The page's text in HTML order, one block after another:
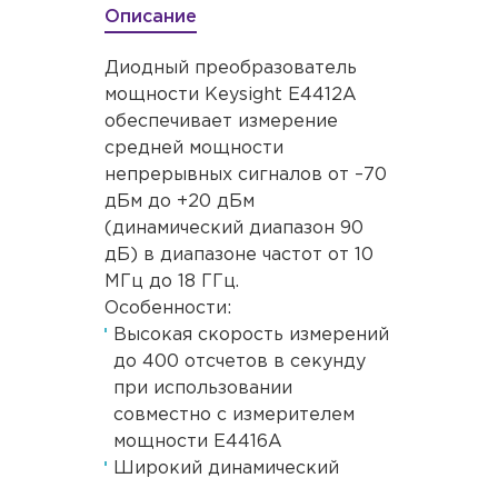
Описание
Диодный преобразователь
мощности Keysight E4412A
обеспечивает измерение
средней мощности
непрерывных сигналов от –70
дБм до +20 дБм
(динамический диапазон 90
дБ) в диапазоне частот от 10
МГц до 18 ГГц.
Особенности:
Высокая скорость измерений
до 400 отсчетов в секунду
при использовании
совместно с измерителем
мощности E4416A
Широкий динамический